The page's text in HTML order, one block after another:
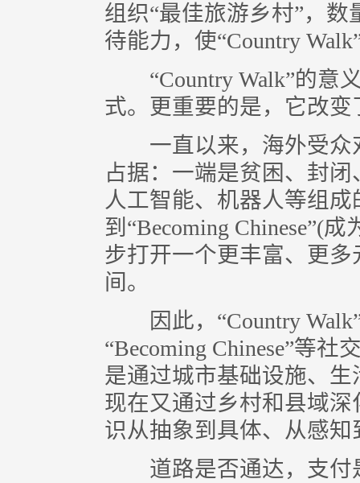
组织“最佳旅游乡村”，
待能力，使“Country
“Country Walk”的意
式。更重要的是，它改
一直以来，海外受众
占据：一端是贫困、封
人工智能、机器人等组成
到“Becoming Chinese”(
步打开一个更丰富、更
间。
因此，“Country Walk”
“Becoming Chinese”等
是通过城市基础设施、
现在又通过乡村和县域
识从抽象到具体、从感
道路是否通达，支付